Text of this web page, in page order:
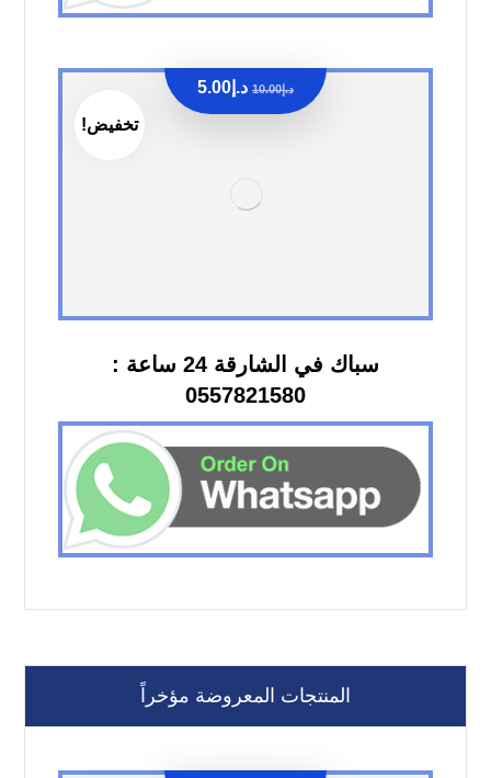
تخفيض!
سباك في الشارقة 24 ساعة :
0557821580
د.إ10.00 د.إ5.00
المنتجات المعروضة مؤخراً